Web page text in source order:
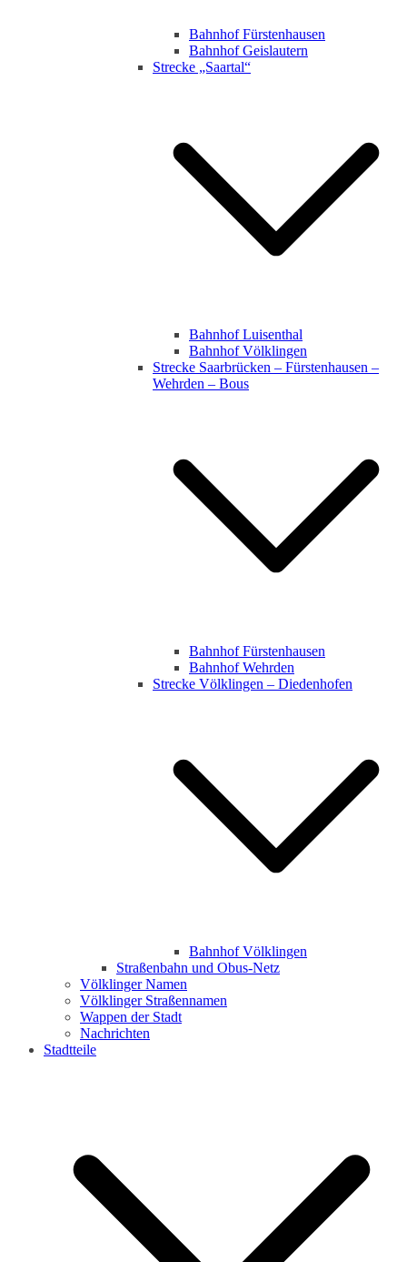
Bahnhof Fürstenhausen
Bahnhof Geislautern
Strecke „Saartal“
Bahnhof Luisenthal
Bahnhof Völklingen
Strecke Saarbrücken – Fürstenhausen –
Wehrden – Bous
Bahnhof Fürstenhausen
Bahnhof Wehrden
Strecke Völklingen – Diedenhofen
Bahnhof Völklingen
Straßenbahn und Obus-Netz
Völklinger Namen
Völklinger Straßennamen
Wappen der Stadt
Nachrichten
Stadtteile